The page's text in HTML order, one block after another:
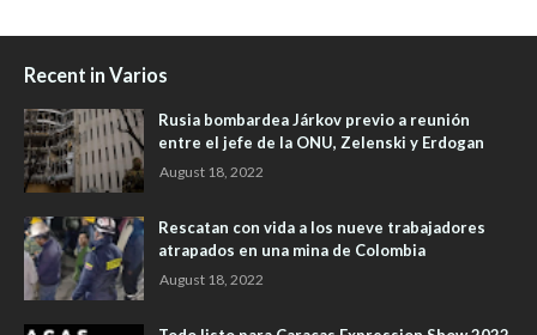
Recent in Varios
Rusia bombardea Járkov previo a reunión
entre el jefe de la ONU, Zelenski y Erdogan
August 18, 2022
Rescatan con vida a los nueve trabajadores
atrapados en una mina de Colombia
August 18, 2022